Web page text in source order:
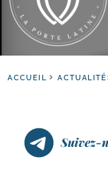
ACCUEIL
Suivez-